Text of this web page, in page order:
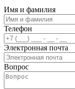
Имя и фамилия
Телефон
Электронная почта
Вопрос